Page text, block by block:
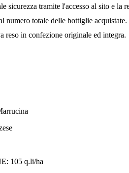
sicurezza tramite l'accesso al sito e la
numero totale delle bottiglie acquistate.
reso in confezione originale ed integra.
105 q.li/ha